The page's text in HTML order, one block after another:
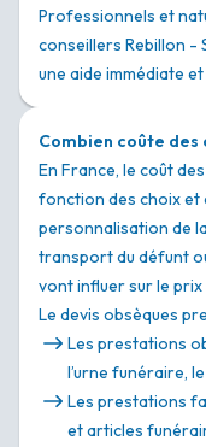
Professionnels et
conseillers Rebillon
une aide immédiate
Combien coûte des
En France, le coût
fonction des choix et
personnalisation de
transport du défunt
vont influer sur le
Le devis obsèques
Les prestations
l’urne funéraire,
Les prestations
et articles